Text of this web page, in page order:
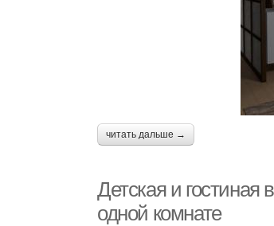
читать дальше →
Детская и гостиная
одной комнате